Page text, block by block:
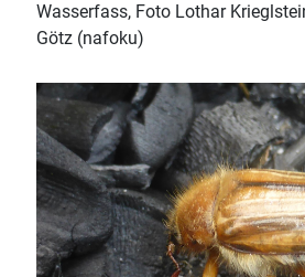
Wasserfass, Foto Lothar
Götz (nafoku)